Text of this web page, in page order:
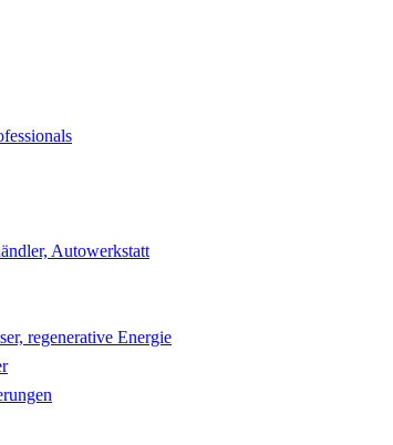
Autowerkstatt
regenerative Energie